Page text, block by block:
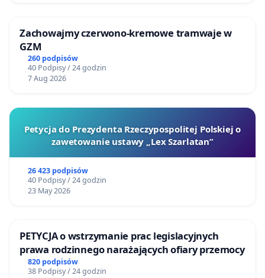
Zachowajmy czerwono-kremowe tramwaje w
GZM
260 podpisów
40 Podpisy / 24 godzin
7 Aug 2026
Petycja do Prezydenta Rzeczypospolitej Polskiej o
zawetowanie ustawy „Lex Szarlatan”
26 423 podpisów
40 Podpisy / 24 godzin
23 May 2026
PETYCJA o wstrzymanie prac legislacyjnych
prawa rodzinnego narażających ofiary przemocy
820 podpisów
38 Podpisy / 24 godzin